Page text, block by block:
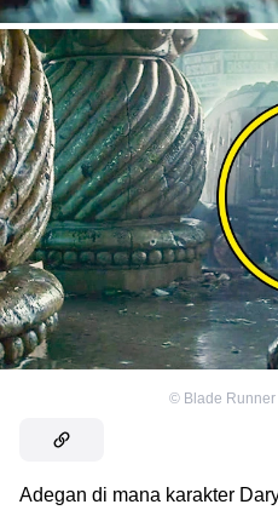
© Blade Runner
Adegan di mana karakter